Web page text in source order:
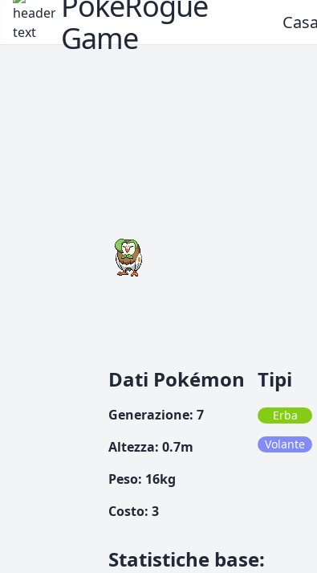
Game
Casa
Dati Pokémon
Generazione: 7
Altezza: 0.7m
Peso: 16kg
Costo: 3
Tipi
Erba
Volante
Statistiche base: